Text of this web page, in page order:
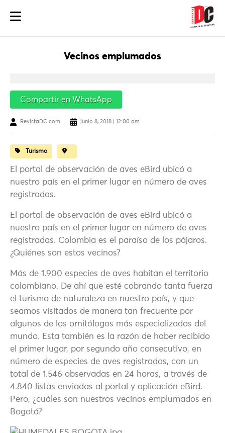
Vecinos emplumados
Compartir en WhatsApp
RevistaDC.com junio 8, 2018 | 12:00 am
Turismo
El portal de observación de aves eBird ubicó a
nuestro país en el primer lugar en número de aves
registradas.
El portal de observación de aves eBird ubicó a
nuestro país en el primer lugar en número de aves
registradas. Colombia es el paraíso de los pájaros.
¿Quiénes son estos vecinos?
Más de 1.900 especies de aves habitan el territorio
colombiano. De ahí que esté cobrando tanta fuerza
el turismo de naturaleza en nuestro país, y que
seamos visitados de manera tan frecuente por
algunos de los ornitólogos más especializados del
mundo. Esta también es la razón de haber recibido
el primer lugar, por segundo año consecutivo, en
número de especies de aves registradas, con un
total de 1.546 observadas en 24 horas, a través de
4.840 listas enviadas al portal y aplicación eBird.
Pero, ¿cuáles son nuestros vecinos emplumados en
Bogotá?